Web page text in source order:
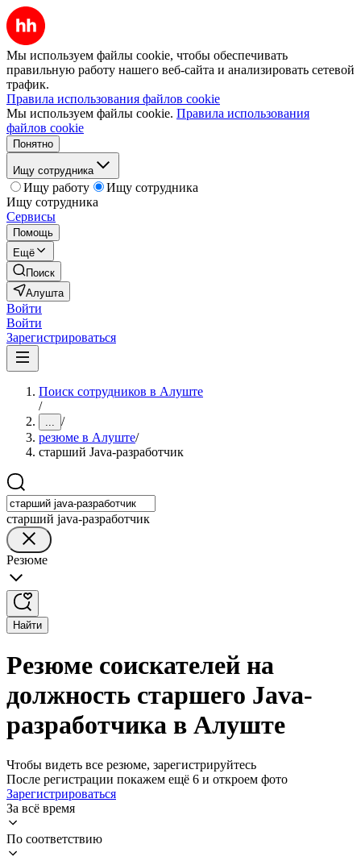
Мы используем файлы cookie, чтобы обеспечивать
правильную работу нашего веб-сайта и анализировать сетевой
трафик.
Правила использования файлов cookie
Мы используем файлы cookie. Правила использования
файлов cookie
Понятно
Ищу сотрудника
Ищу работу
Ищу сотрудника
Ищу сотрудника
Сервисы
Помощь
Ещё
Поиск
Алушта
Войти
Войти
Зарегистрироваться
Поиск сотрудников в Алуште
/
... /
резюме в Алуште/
старший Java-разработчик
старший java-разработчик
Резюме
Найти
Резюме соискателей на
должность старшего Java-
разработчика в Алуште
Чтобы видеть все резюме, зарегистрируйтесь
После регистрации покажем ещё 6 и откроем фото
Зарегистрироваться
За всё время
По соответствию